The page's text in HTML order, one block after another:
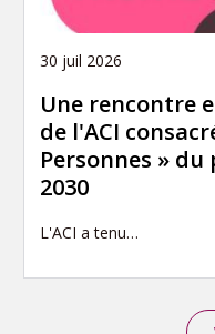
30 juil 2026
Une rencontre
de l'ACI
Personnes »
2030
L'ACI a tenu…